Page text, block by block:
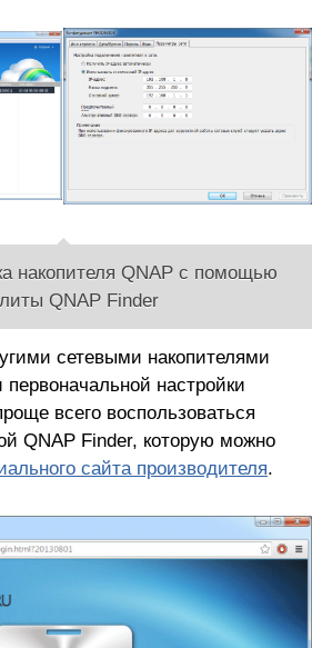
накопителя QNAP с помощью
QNAP Finder
сетевыми накопителями
настройки
всего воспользоваться
QNAP Finder, которую можно
сайта производителя.